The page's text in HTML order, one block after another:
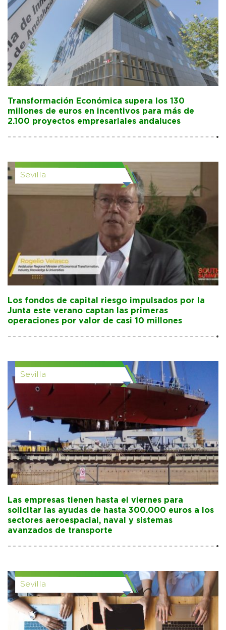
Transformación Económica supera los 130
millones de euros en incentivos para más de
2.100 proyectos empresariales andaluces
Sevilla
Los fondos de capital riesgo impulsados por la
Junta este verano captan las primeras
operaciones por valor de casi 10 millones
Sevilla
Las empresas tienen hasta el viernes para
solicitar las ayudas de hasta 300.000 euros a los
sectores aeroespacial, naval y sistemas
avanzados de transporte
Sevilla